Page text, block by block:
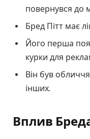
повернувся до
Бред Пітт має
Його перша
курки для
Він був
інших.
Вплив